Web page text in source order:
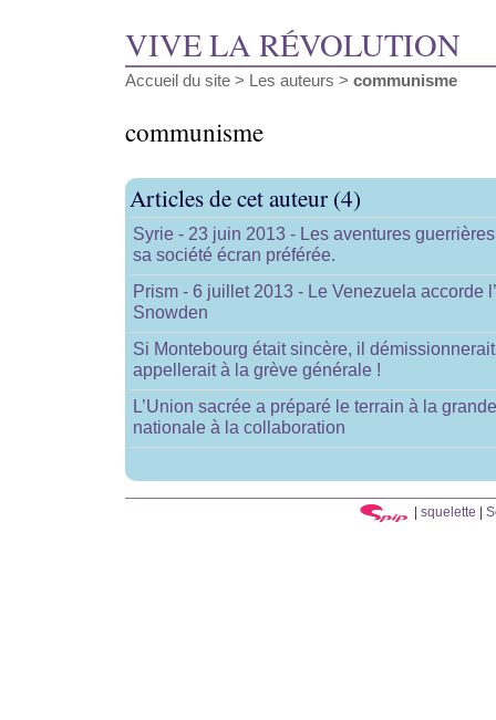
VIVE LA RÉVOLUTION
Accueil du site > Les auteurs > communisme
communisme
Articles de cet auteur (4)
Syrie - 23 juin 2013 - Les aventures
sa société écran préférée.
Prism - 6 juillet 2013 - Le Venezuela accorde
Snowden
Si Montebourg était sincère, il
appellerait à la grève générale !
L’Union sacrée a préparé le terrain à la
nationale à la collaboration
| squelette |